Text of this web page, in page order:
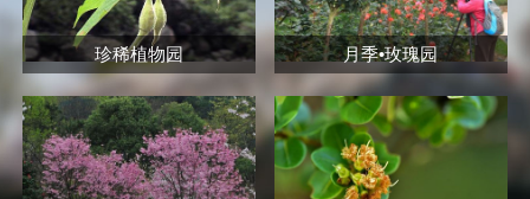
珍稀植物园 月季•玫瑰园